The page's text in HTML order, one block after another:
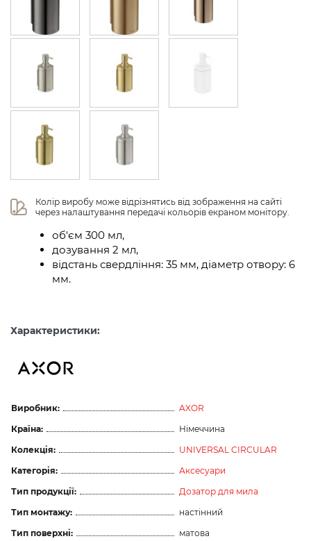
Колір виробу може відрізнятись від зображення на сайті
через налаштування передачі кольорів екраном монітору.
об'єм 300 мл,
дозування 2 мл,
відстань свердління: 35 мм, діаметр отвору: 6
мм.
Характеристики:
Виробник:
AXOR
Країна:
Німеччина
Колекція:
UNIVERSAL CIRCULAR
Категорія:
Аксесуари
Тип продукції:
Дозатор для мила
Тип монтажу:
настінний
Тип поверхні:
матова